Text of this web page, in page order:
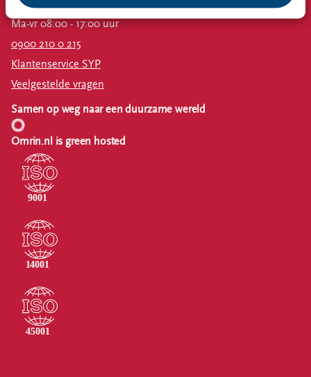
Ma-vr 08:00 - 17:00 uur
0900 210 0 215
Klantenservice SYP
Veelgestelde vragen
Samen op weg naar een duurzame wereld
Omrin.nl is green hosted